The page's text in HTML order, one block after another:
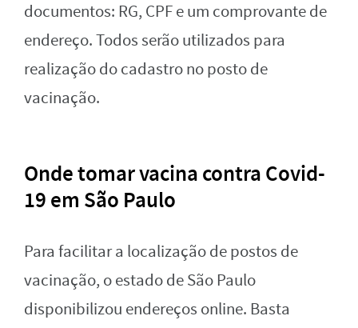
documentos: RG, CPF e um comprovante de
endereço. Todos serão utilizados para
realização do cadastro no posto de
vacinação.
Onde tomar vacina contra Covid-
19 em São Paulo
Para facilitar a localização de postos de
vacinação, o estado de São Paulo
disponibilizou endereços online. Basta